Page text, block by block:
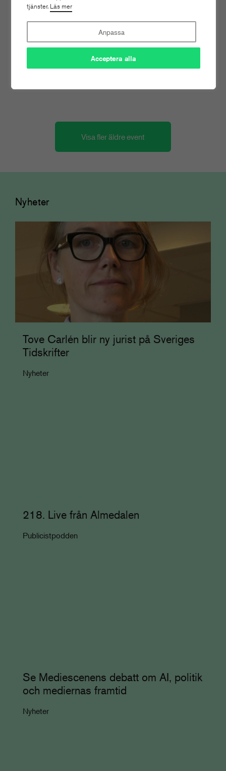
tjänster. Läs mer
Anpassa
Acceptera alla
MAR 2026
Tidskriftsdagarna 2/3 – Vägen
Visa fler äldre event
Nyheter
Tove Carlén blir ny jurist på Sveriges
Tidskrifter
Nyheter
218. Live från Almedalen
Publicistpodden
Se Mediescenens debatt om AI, politik
och mediernas framtid
Nyheter